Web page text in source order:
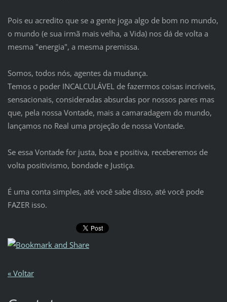
Pois eu acredito que se a gente joga algo de bom no mundo,
o mundo (e sua irmã mais velha, a Vida) nos dá de volta a
mesma "energia", a mesma premissa.
Somos, todos nós, agentes da mudança.
Temos o poder INCALCULÁVEL de fazermos coisas incríveis,
sensacionais, consideradas absurdas por nossos pares mas
que, pela nossa Vontade, mais a camaradagem do mundo,
lançamos no Real uma projeção de nossa Vontade.
Se essa Vontade for justa, boa e positiva, receberemos de
volta positivismo, bondade e Justiça.
É uma conta simples, até você sabe disso, até você pode
FAZER isso.
« Voltar